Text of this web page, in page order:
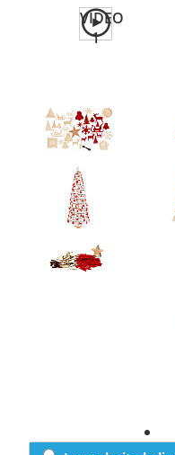
VIDEO
1